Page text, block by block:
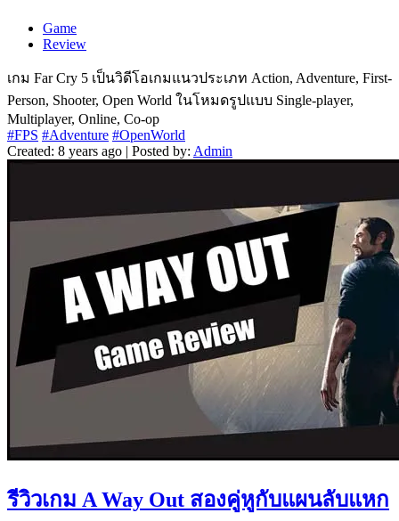
Game
Review
เกม Far Cry 5 เป็นวิดีโอเกมแนวประเภท Action, Adventure, First-
Person, Shooter, Open World ในโหมดรูปแบบ Single-player,
Multiplayer, Online, Co-op
#FPS #Adventure #OpenWorld
Created: 8 years ago | Posted by: Admin
รีวิวเกม A Way Out สองคู่หูกับแผนลับแหก